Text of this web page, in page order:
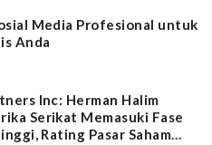
Media Profesional untuk
Anda
Inc: Herman Halim
Serikat Memasuki Fase
Rating Pasar Saham